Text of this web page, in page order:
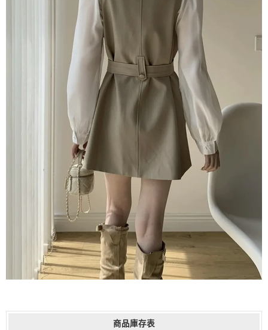
商品庫存表